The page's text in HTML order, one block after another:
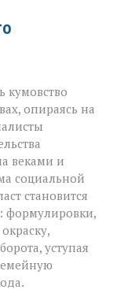
кумовство
опираясь на
веками и
социальной
становится
формулировки,
уступая